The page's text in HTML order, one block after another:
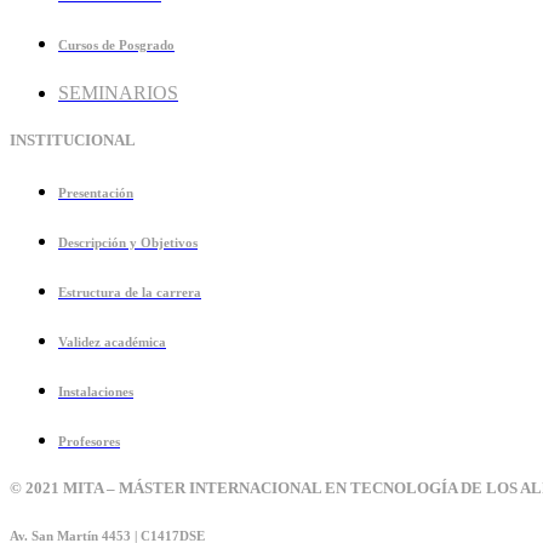
Cursos de Posgrado
SEMINARIOS
INSTITUCIONAL
Presentación
Descripción y Objetivos
Estructura de la carrera
Validez académica
Instalaciones
Profesores
© 2021 MITA – MÁSTER INTERNACIONAL EN TECNOLOGÍA DE LOS
Av. San Martín 4453 | C1417DSE